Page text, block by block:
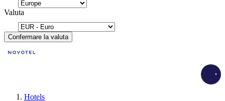
Valuta
Confermare la valuta
Hotels